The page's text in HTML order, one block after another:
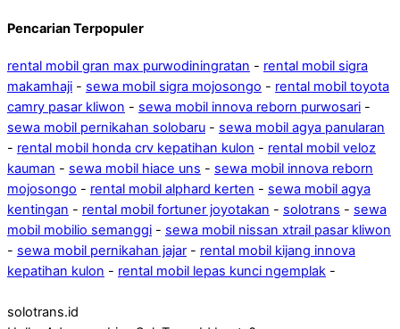
Pencarian Terpopuler
rental mobil gran max purwodiningratan - rental mobil sigra
makamhaji - sewa mobil sigra mojosongo - rental mobil toyota
camry pasar kliwon - sewa mobil innova reborn purwosari -
sewa mobil pernikahan solobaru - sewa mobil agya panularan
- rental mobil honda crv kepatihan kulon - rental mobil veloz
kauman - sewa mobil hiace uns - sewa mobil innova reborn
mojosongo - rental mobil alphard kerten - sewa mobil agya
kentingan - rental mobil fortuner joyotakan - solotrans - sewa
mobil mobilio semanggi - sewa mobil nissan xtrail pasar kliwon
- sewa mobil pernikahan jajar - rental mobil kijang innova
kepatihan kulon - rental mobil lepas kunci ngemplak -
solotrans.id